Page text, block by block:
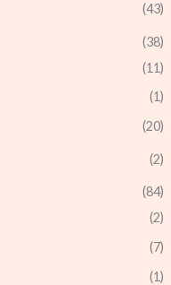
(43)
(38)
(11)
(1)
(20)
(2)
(84)
(2)
(7)
(1)